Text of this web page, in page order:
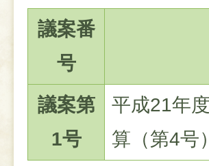
議案番
号
議案第
1号
平成21年
算（第4号）